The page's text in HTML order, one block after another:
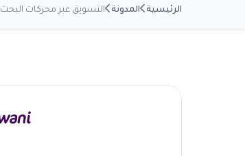
الرئيسية المدونة التسويق عبر محركات البحث